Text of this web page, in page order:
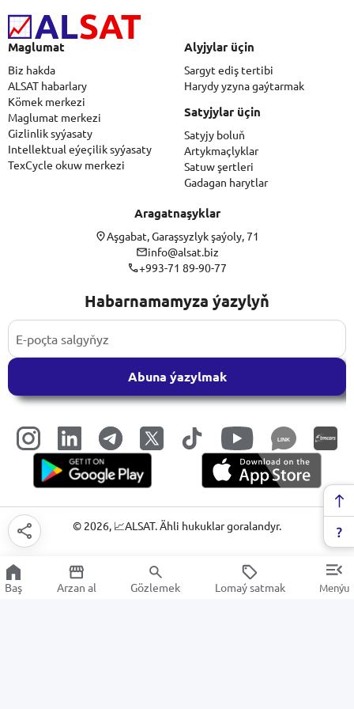
Maglumat
Biz hakda
ALSAT habarlary
Kömek merkezi
Maglumat merkezi
Gizlinlik syýasaty
Intellektual eýeçilik syýasaty
TexCycle okuw merkezi
Alyjylar üçin
Sargyt ediş tertibi
Harydy yzyna gaýtarmak
Satyjylar üçin
Satyjy boluň
Artykmaçlyklar
Satuw şertleri
Gadagan harytlar
Aragatnaşyklar
Aşgabat, Garaşsyzlyk şaýoly, 71
info@alsat.biz
+993-71 89-90-77
Habarnamamyza ýazylyň
Abuna ýazylmak
LINK
© 2026, 📈ALSAT. Ähli hukuklar goralandyr.
Baş Arzan al Gözlemek Lomaý satmak Menýu